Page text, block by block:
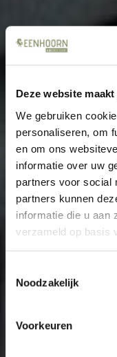
Deze website
We gebruiken
personaliseren, om
en om ons
informatie over uw
partners voor social
partners kunnen
informatie die u aan
verzameld op basis
Noodzakelijk
Voorkeuren